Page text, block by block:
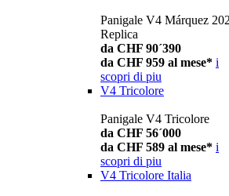
Panigale V4 Márquez
Replica
da CHF 90´390
da CHF 959 al mese* i
scopri di piu
V4 Tricolore
Panigale V4 Tricolore
da CHF 56´000
da CHF 589 al mese* i
scopri di piu
V4 Tricolore Italia